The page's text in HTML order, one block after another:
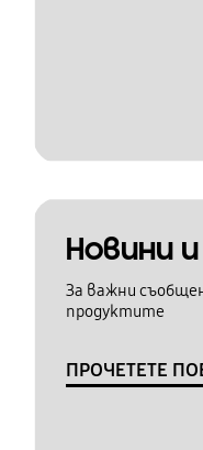
Новини
За важни
продуктите
ПРОЧЕТЕТЕ